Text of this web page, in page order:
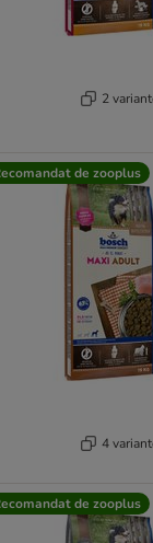
2
de zooplus
4
de zooplus